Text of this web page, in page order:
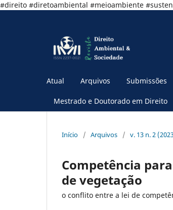
#direito #diretoambiental #meioambiente
Atual Arquivos Submissões
Mestrado e Doutorado em Direito
Início / Arquivos / v. 13 n. 2
Competência
de vegetação
o conflito entre a lei de